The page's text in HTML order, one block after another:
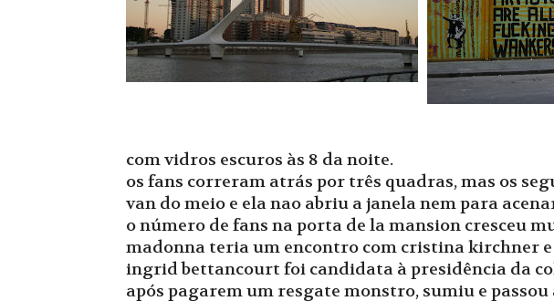
com vidros escuros às 8 da noite.
os fans correram atrás por três quadras, mas os
van do meio e ela nao abriu a janela nem para
o número de fans na porta de la mansion cresceu
madonna teria um encontro com cristina kirchner
ingrid bettancourt foi candidata à presidência da
após pagarem um resgate monstro, sumiu e